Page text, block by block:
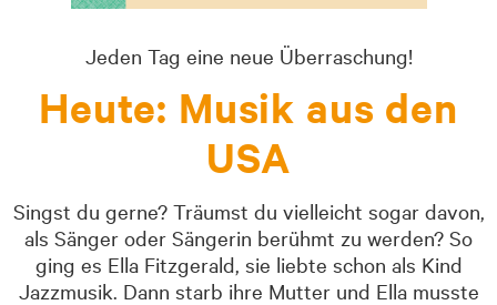
Jeden Tag eine neue Überraschung!
Heute: Musik aus den
USA
Singst du gerne? Träumst du vielleicht sogar davon,
als Sänger oder Sängerin berühmt zu werden? So
ging es Ella Fitzgerald, sie liebte schon als Kind
Jazzmusik. Dann starb ihre Mutter und Ella musste